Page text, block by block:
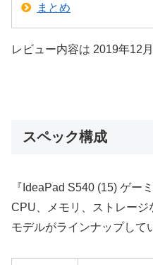
まとめ
レビュー内容は 2019年12
スペック構成
『IdeaPad S540 (15) ゲー
CPU、メモリ、ストレー
モデルがラインナップして